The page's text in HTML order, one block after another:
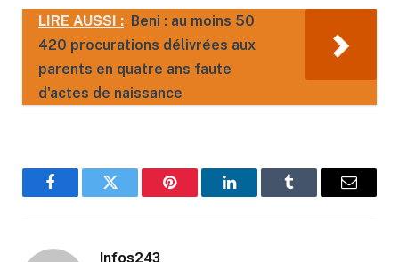
LIRE AUSSI : Beni : au moins 50
420 procurations délivrées aux
parents en quatre ans faute
d'actes de naissance
FacebookTwitter Pinterest LinkedInTumblr Email
Infos243